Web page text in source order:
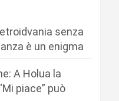
senza
è un enigma
A Holua la
piace” può